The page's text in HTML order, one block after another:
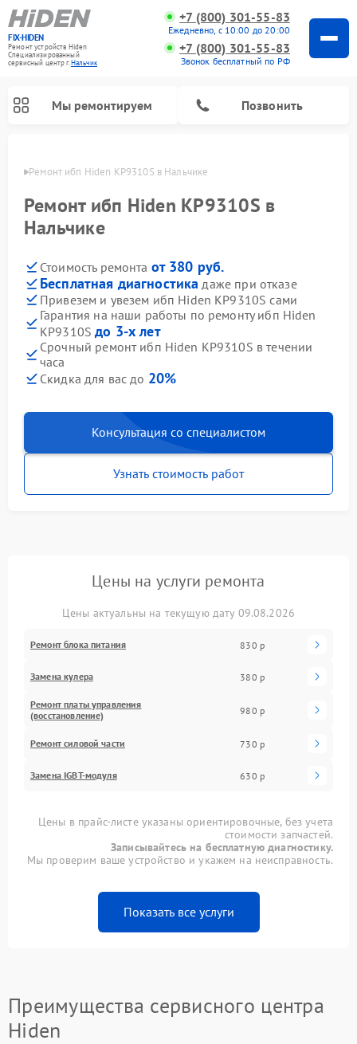
FIX-HIDEN
Ремонт устройств Hiden
Специализированный
cервисный центр г.Нальчик
+7 (800) 301-55-83
Ежедневно, с 10:00 до 20:00
+7 (800) 301-55-83
Звонок бесплатный по РФ
Мы ремонтируем Позвонить
Ремонт ибп Hiden KP9310S в Нальчике
Ремонт ибп Hiden KP9310S в
Нальчике
Стоимость ремонта от 380 руб.
Бесплатная диагностика даже при отказе
Привезем и увезем ибп Hiden KP9310S сами
Гарантия на наши работы по ремонту ибп Hiden
KP9310Sдо 3-х лет
Срочный ремонт ибп Hiden KP9310S в течении
часа
Скидка для вас до 20%
Консультация со специалистом
Узнать стоимость работ
Цены на услуги ремонта
Цены актуальны на текущую дату 09.08.2026
Ремонт блока питания 830 р
Замена кулера 380 р
Ремонт платы управления
(восстановление)
980 р
Ремонт силовой части 730 р
Замена IGBT-модуля 630 р
Цены в прайс-листе указаны ориентировочные, без учета
стоимости запчастей.
Записывайтесь на бесплатную диагностику.
Мы проверим ваше устройство и укажем на неисправность.
Показать все услуги
Преимущества сервисного центра
Hiden